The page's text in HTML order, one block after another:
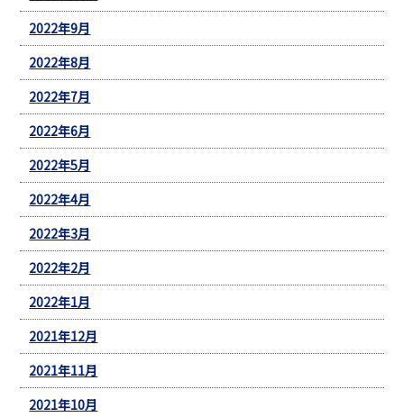
2022年9月
2022年8月
2022年7月
2022年6月
2022年5月
2022年4月
2022年3月
2022年2月
2022年1月
2021年12月
2021年11月
2021年10月